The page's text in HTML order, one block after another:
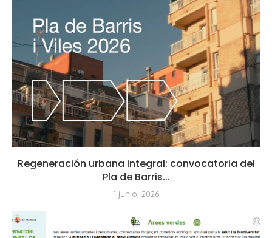
Regeneración urbana integral: convocatoria del
Pla de Barris...
1 junio, 2026